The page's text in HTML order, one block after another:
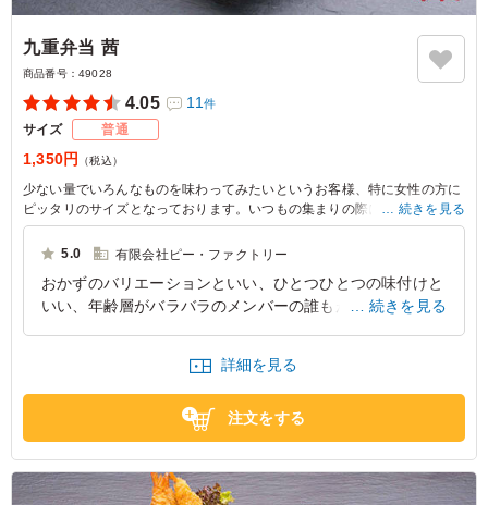
九重弁当 茜
商品番号： 49028
4.05 11件
サイズ 普通
1,350円 （税込）
少ない量でいろんなものを味わってみたいというお客様、特に女性の方に
ピッタリのサイズとなっております。いつもの集まりの際にいつもとちょ
っと違うお弁当を。
続きを見る
5.0 有限会社ピー・ファクトリー
おかずのバリエーションといい、ひとつひとつの味付けと
いい、年齢層がバラバラのメンバーの誰もが満足出来まし
大阪府八尾市植松町2023/04/28
続きを見る
詳細を見る
注文をする